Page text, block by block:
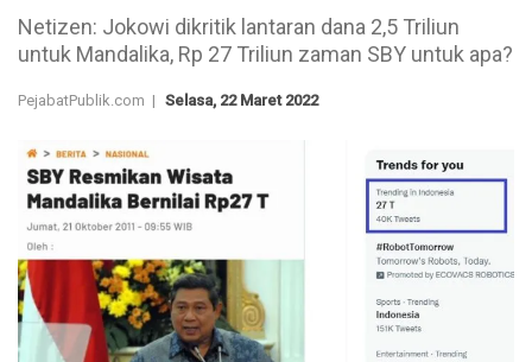
Netizen: Jokowi dikritik lantaran dana 2,5 Triliun
untuk Mandalika, Rp 27 Triliun zaman SBY untuk apa?
PejabatPublik.com | Selasa, 22 Maret 2022